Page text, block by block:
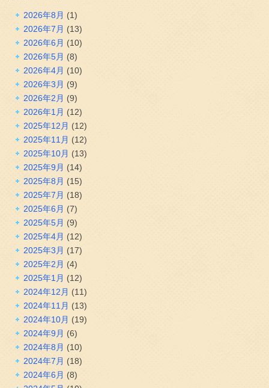
2026年8月 (1)
2026年7月 (13)
2026年6月 (10)
2026年5月 (8)
2026年4月 (10)
2026年3月 (9)
2026年2月 (9)
2026年1月 (12)
2025年12月 (12)
2025年11月 (12)
2025年10月 (13)
2025年9月 (14)
2025年8月 (15)
2025年7月 (18)
2025年6月 (7)
2025年5月 (9)
2025年4月 (12)
2025年3月 (17)
2025年2月 (4)
2025年1月 (12)
2024年12月 (11)
2024年11月 (13)
2024年10月 (19)
2024年9月 (6)
2024年8月 (10)
2024年7月 (18)
2024年6月 (8)